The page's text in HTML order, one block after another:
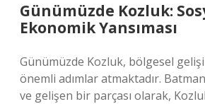
Günümüzde Kozluk:
Ekonomik Yansıması
Günümüzde Kozluk, bölgesel
önemli adımlar atmaktadır.
ve gelişen bir parçası olarak,